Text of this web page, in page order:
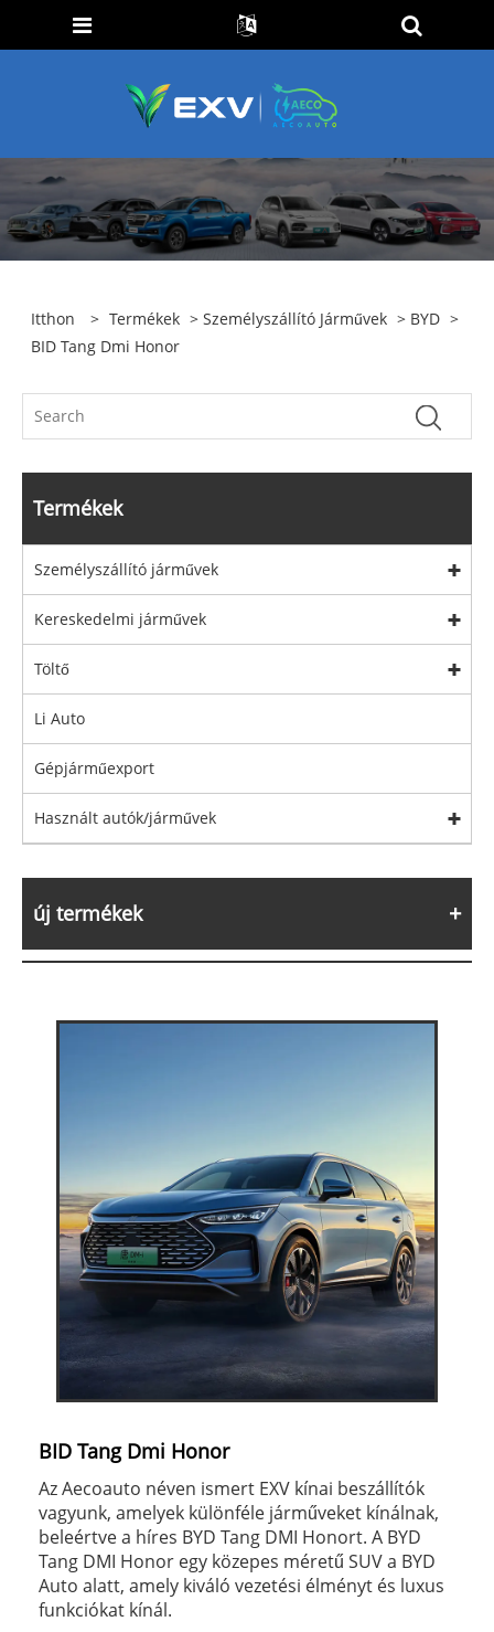
Itthon > Termékek >Személyszállító Járművek > BYD >
BID Tang Dmi Honor
Termékek
Személyszállító járművek
Kereskedelmi járművek
Töltő
Li Auto
Gépjárműexport
Használt autók/járművek
új termékek
BID Tang Dmi Honor
Az Aecoauto néven ismert EXV kínai beszállítók
vagyunk, amelyek különféle járműveket kínálnak,
beleértve a híres BYD Tang DMI Honort. A BYD
Tang DMI Honor egy közepes méretű SUV a BYD
Auto alatt, amely kiváló vezetési élményt és luxus
funkciókat kínál.